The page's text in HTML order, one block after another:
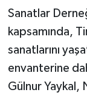
Sanatlar
kapsamında,
sanatlarını
envanterine
Gülnur Yaykal,